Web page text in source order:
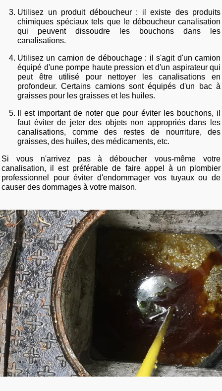
Utilisez un produit déboucheur : il existe des produits
chimiques spéciaux tels que le déboucheur canalisation
qui peuvent dissoudre les bouchons dans les
canalisations.
Utilisez un camion de débouchage : il s'agit d'un camion
équipé d'une pompe haute pression et d'un aspirateur qui
peut être utilisé pour nettoyer les canalisations en
profondeur. Certains camions sont équipés d'un bac à
graisses pour les graisses et les huiles.
Il est important de noter que pour éviter les bouchons, il
faut éviter de jeter des objets non appropriés dans les
canalisations, comme des restes de nourriture, des
graisses, des huiles, des médicaments, etc.
Si vous n'arrivez pas à déboucher vous-même votre
canalisation, il est préférable de faire appel à un plombier
professionnel pour éviter d'endommager vos tuyaux ou de
causer des dommages à votre maison.